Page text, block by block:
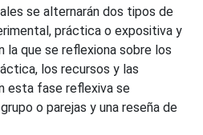
se alternarán dos tipos de
práctica o expositiva y
la que se reflexiona sobre los
los recursos y las
esta fase reflexiva se
o parejas y una reseña de